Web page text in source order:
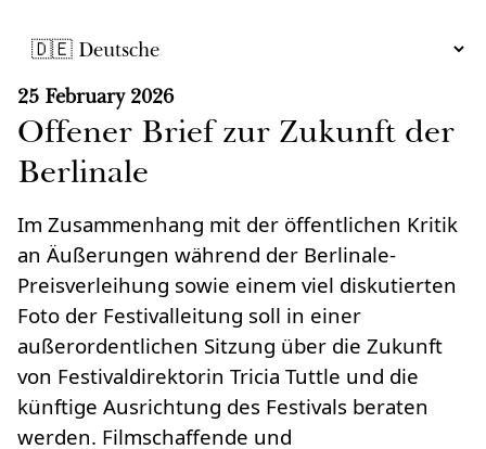
25 February 2026
Offener Brief zur Zukunft der
Berlinale
Im Zusammenhang mit der öffentlichen Kritik
an Äußerungen während der Berlinale-
Preisverleihung sowie einem viel diskutierten
Foto der Festivalleitung soll in einer
außerordentlichen Sitzung über die Zukunft
von Festivaldirektorin Tricia Tuttle und die
künftige Ausrichtung des Festivals beraten
werden. Filmschaffende und